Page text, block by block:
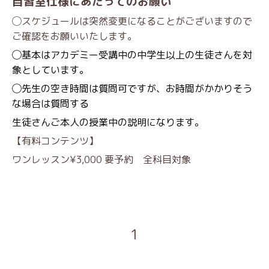
◯スケジュールは突然変更になることがございますので
ご確認をお願いいたします。
◯基本はアカデミー受講中の中学生以上の生徒さんを対
象としています。
◯先生の空き時間は質問可ですが、お時間がかかりそう
な場合は質問する
生徒さんご本人の授業中の説明になります。
【有料コンテンツ】
ワンレッスン¥3,000 要予約 全科目対象
1